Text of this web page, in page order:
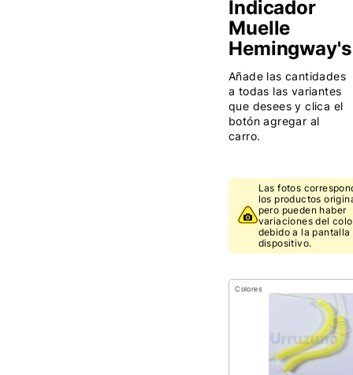
Indicador
Muelle
Hemingway's
Añade las cantidades
a todas las variantes
que desees y clica el
botón agregar al
carro.
Las fotos
los productos
pero pueden haber
variaciones del
debido a la pantalla
dispositivo.
Colores